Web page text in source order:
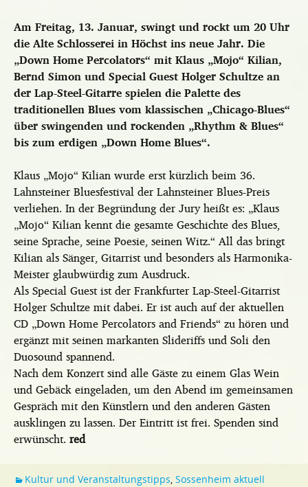
Am Freitag, 13. Januar, swingt und rockt um 20 Uhr
die Alte Schlosserei in Höchst ins neue Jahr. Die
„Down Home Percolators“ mit Klaus „Mojo“ Kilian,
Bernd Simon und Special Guest Holger Schultze an
der Lap-Steel-Gitarre spielen die Palette des
traditionellen Blues vom klassischen „Chicago-Blues“
über swingenden und rockenden „Rhythm & Blues“
bis zum erdigen „Down Home Blues“.
Klaus „Mojo“ Kilian wurde erst kürzlich beim 36.
Lahnsteiner Bluesfestival der Lahnsteiner Blues-Preis
verliehen. In der Begründung der Jury heißt es: „Klaus
„Mojo“ Kilian kennt die gesamte Geschichte des Blues,
seine Sprache, seine Poesie, seinen Witz.“ All das bringt
Kilian als Sänger, Gitarrist und besonders als Harmonika-
Meister glaubwürdig zum Ausdruck.
Als Special Guest ist der Frankfurter Lap-Steel-Gitarrist
Holger Schultze mit dabei. Er ist auch auf der aktuellen
CD „Down Home Percolators and Friends“ zu hören und
ergänzt mit seinen markanten Slideriffs und Soli den
Duosound spannend.
Nach dem Konzert sind alle Gäste zu einem Glas Wein
und Gebäck eingeladen, um den Abend im gemeinsamen
Gespräch mit den Künstlern und den anderen Gästen
ausklingen zu lassen. Der Eintritt ist frei. Spenden sind
erwünscht. red
Kultur und Veranstaltungstipps, Sossenheim aktuell